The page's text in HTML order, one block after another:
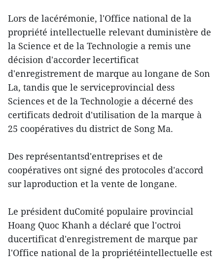
Lors de lacérémonie, l'Office national de la
propriété intellectuelle relevant duministère de
la Science et de la Technologie a remis une
décision d'accorder lecertificat
d'enregistrement de marque au longane de Son
La, tandis que le serviceprovincial dess
Sciences et de la Technologie a décerné des
certificats dedroit d'utilisation de la marque à
25 coopératives du district de Song Ma.
Des représentantsd'entreprises et de
coopératives ont signé des protocoles d'accord
sur laproduction et la vente de longane.
Le président duComité populaire provincial
Hoang Quoc Khanh a déclaré que l'octroi
ducertificat d'enregistrement de marque par
l'Office national de la propriétéintellectuelle est